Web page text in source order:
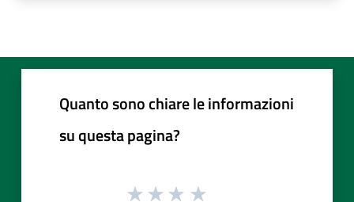
Quanto sono chiare le informazioni
su questa pagina?